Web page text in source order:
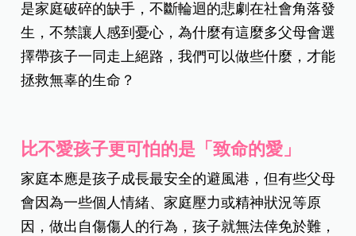
是家庭破碎的缺手，不斷輪迴的悲劇在社會角落發
生，不禁讓人感到憂心，為什麼有這麼多父母會選
擇帶孩子一同走上絕路，我們可以做些什麼，才能
拯救無辜的生命？
比不愛孩子更可怕的是「致命的愛」
家庭本應是孩子成長最安全的避風港，但有些父母
會因為一些個人情緒、家庭壓力或精神狀況等原
因，做出自傷傷人的行為，孩子就無法倖免於難，